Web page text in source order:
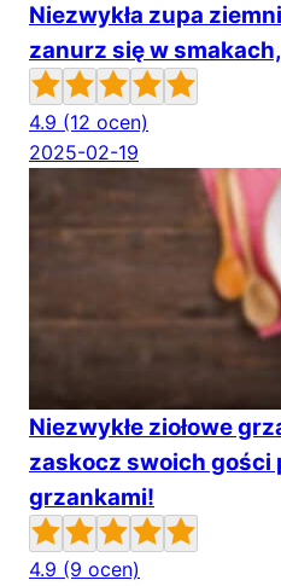
Niezwykła zupa
zanurz się w
4.9 (12 ocen)
2025-02-19
Niezwykłe ziołowe
zaskocz swoich gości
grzankami!
4.9 (9 ocen)